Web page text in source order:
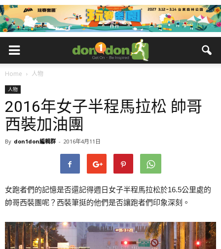
Home 人物
人物
2016年女子半程馬拉松 帥哥
西裝加油團
By don1don編輯群 - 2016年4月11日
女跑者們的記憶是否還記得週日女子半程馬拉松於16.5公里處的
帥哥西裝團呢？西裝筆挺的他們是否讓跑者們印象深刻。